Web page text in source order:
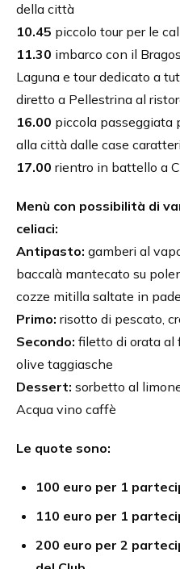
della città
10.45 piccolo tour per le
11.30 imbarco con il
Laguna e tour dedicato a
diretto a Pellestrina al
16.00 piccola passeggiata
alla città dalle case
17.00 rientro in battello a
Menù con possibilità di
celiaci:
Antipasto: gamberi al
baccalà mantecato su
cozze mitilla saltate in
Primo: risotto di pescato,
Secondo: filetto di orata al
olive taggiasche
Dessert: sorbetto al
Acqua vino caffè
Le quote sono:
100 euro per 1
110 euro per 1
200 euro per 2